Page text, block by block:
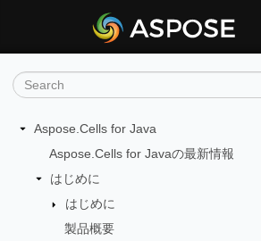
Aspose.Cells for Java
Aspose.Cells for Javaの最新情報
はじめに
はじめに
製品概要